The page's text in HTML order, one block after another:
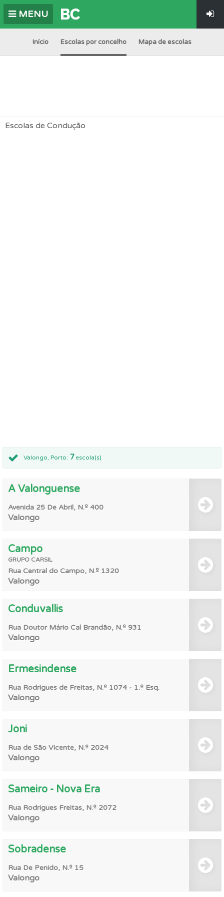
MENU
Início Escolas por concelho Mapa de escolas
Escolas de Condução
Valongo, Porto: 7 escola(s)
A Valonguense
Avenida 25 De Abril, N.º 400
Valongo
Campo
GRUPO CARSIL
Rua Central do Campo, N.º 1320
Valongo
Conduvallis
Rua Doutor Mário Cal Brandão, N.º 931
Valongo
Ermesindense
Rua Rodrigues de Freitas, N.º 1074 - 1.º Esq.
Valongo
Joni
Rua de São Vicente, N.º 2024
Valongo
Sameiro - Nova Era
Rua Rodrigues Freitas, N.º 2072
Valongo
Sobradense
Rua De Penido, N.º 15
Valongo